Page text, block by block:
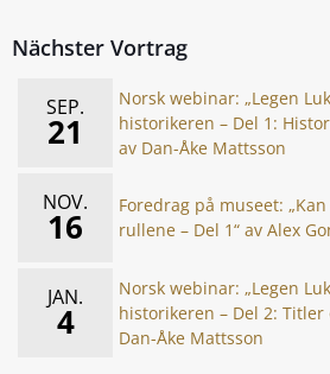
Nächster Vortrag
SEP.
21
Norsk webinar: „Legen
historikeren – Del 1:
av Dan-Åke Mattsson
NOV.
16
Foredrag på museet:
rullene – Del 1“ av Alex
JAN.
4
Norsk webinar: „Legen
historikeren – Del 2: Titler
Dan-Åke Mattsson